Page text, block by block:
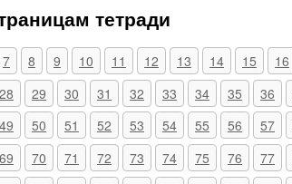
тетради
7 8 9 10 11 12 13 14 15 16
28 29 30 31 32 33 34 35 36
49 50 51 52 53 54 55 56 57
69 70 71 72 73 74 75 76 77